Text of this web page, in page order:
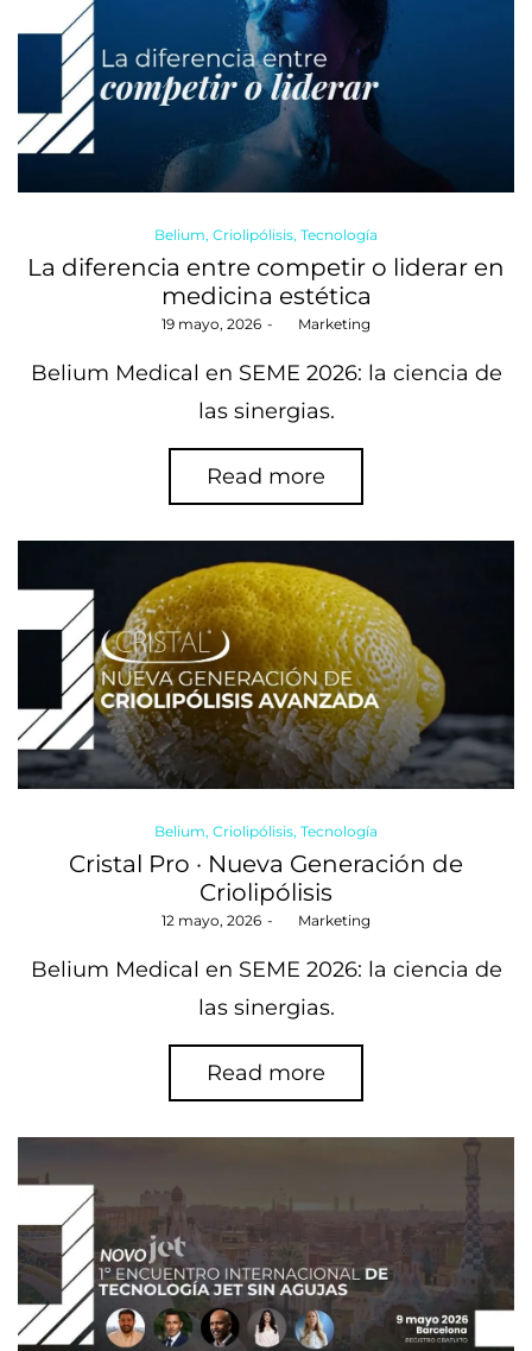
Posted
in
Belium Criolipólisis Tecnología
La diferencia entre competir o liderar en
medicina estética
Posted
19 mayo, 2026 Marketing
Belium Medical en SEME 2026: la ciencia de
las sinergias.
Read more
Posted
in
Belium Criolipólisis Tecnología
Cristal Pro · Nueva Generación de
Criolipólisis
Posted
12 mayo, 2026 Marketing
Belium Medical en SEME 2026: la ciencia de
las sinergias.
Read more